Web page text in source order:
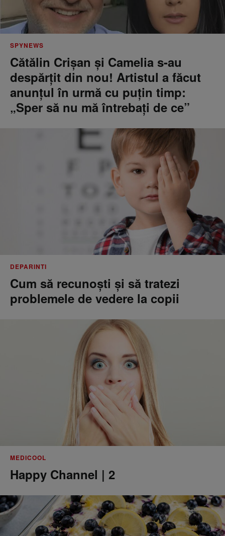
SPYNEWS
Cătălin Crișan și Camelia s-au
despărțit din nou! Artistul a făcut
anunțul în urmă cu puțin timp:
„Sper să nu mă întrebați de ce”
DEPARINTI
Cum să recunoști și să tratezi
problemele de vedere la copii
MEDICOOL
Happy Channel | 2